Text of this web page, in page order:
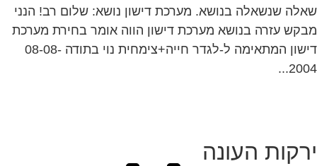
שנשאלה בנושא. מערכת דישון נושא: שלום רב! הנני
עזרה בנושא מערכת דישון הווה אומר בחירת מערכת
דישון המתאימה ל-לגדר חייה+צימחית נוי בתודה 08-08-
העונה